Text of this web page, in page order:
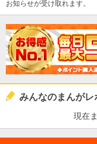
お知らせが受け取れます。
みんなのまんがレ
現在